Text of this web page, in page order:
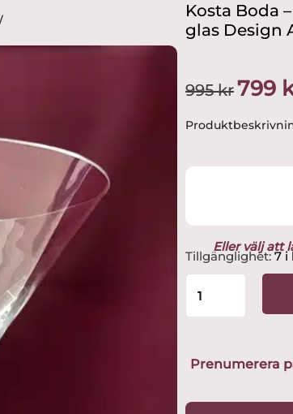
/
Kosta Boda
glas Design
995kr Det
priset
799
Eller välj att
Tillgänglighet: 7 i
Kosta
Boda
glas
Prenumerera